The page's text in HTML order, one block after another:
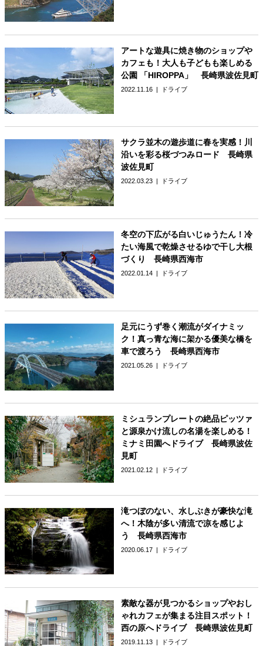
アートな遊具に焼き物のショップや
カフェも！大人も子どもも楽しめる
公園 「HIROPPA」 長崎県波佐見町
2022.11.16 ドライブ
サクラ並木の遊歩道に春を実感！川
沿いを彩る桜づつみロード 長崎県
波佐見町
2022.03.23 ドライブ
冬空の下広がる白いじゅうたん！冷
たい海風で乾燥させるゆで干し大根
づくり 長崎県西海市
2022.01.14 ドライブ
足元にうず巻く潮流がダイナミッ
ク！真っ青な海に架かる優美な橋を
車で渡ろう 長崎県西海市
2021.05.26 ドライブ
ミシュランプレートの絶品ピッツァ
と源泉かけ流しの名湯を楽しめる！
ミナミ田園へドライブ 長崎県波佐
見町
2021.02.12 ドライブ
滝つぼのない、水しぶきが豪快な滝
へ！木陰が多い清流で凉を感じよ
う 長崎県西海市
2020.06.17 ドライブ
素敵な器が見つかるショップやおし
ゃれカフェが集まる注目スポット！
西の原へドライブ 長崎県波佐見町
2019.11.13 ドライブ